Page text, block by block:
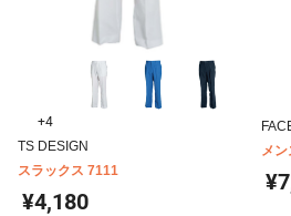
+4
TS DESIGN
スラックス 7111
¥4,180
メ